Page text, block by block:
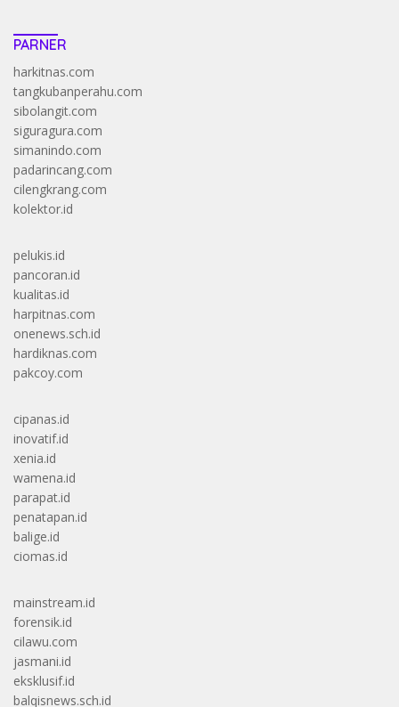
PARNER
harkitnas.com
tangkubanperahu.com
sibolangit.com
siguragura.com
simanindo.com
padarincang.com
cilengkrang.com
kolektor.id
pelukis.id
pancoran.id
kualitas.id
harpitnas.com
onenews.sch.id
hardiknas.com
pakcoy.com
cipanas.id
inovatif.id
xenia.id
wamena.id
parapat.id
penatapan.id
balige.id
ciomas.id
mainstream.id
forensik.id
cilawu.com
jasmani.id
eksklusif.id
balqisnews.sch.id